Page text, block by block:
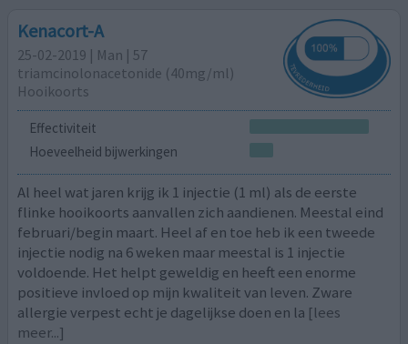
Kenacort-A
25-02-2019 | Man | 57
triamcinolonacetonide (40mg/ml)
Hooikoorts
Effectiviteit
Hoeveelheid bijwerkingen
Al heel wat jaren krijg ik 1 injectie (1 ml) als de eerste
flinke hooikoorts aanvallen zich aandienen. Meestal eind
februari/begin maart. Heel af en toe heb ik een tweede
injectie nodig na 6 weken maar meestal is 1 injectie
voldoende. Het helpt geweldig en heeft een enorme
positieve invloed op mijn kwaliteit van leven. Zware
allergie verpest echt je dagelijkse doen en la [lees
meer...]